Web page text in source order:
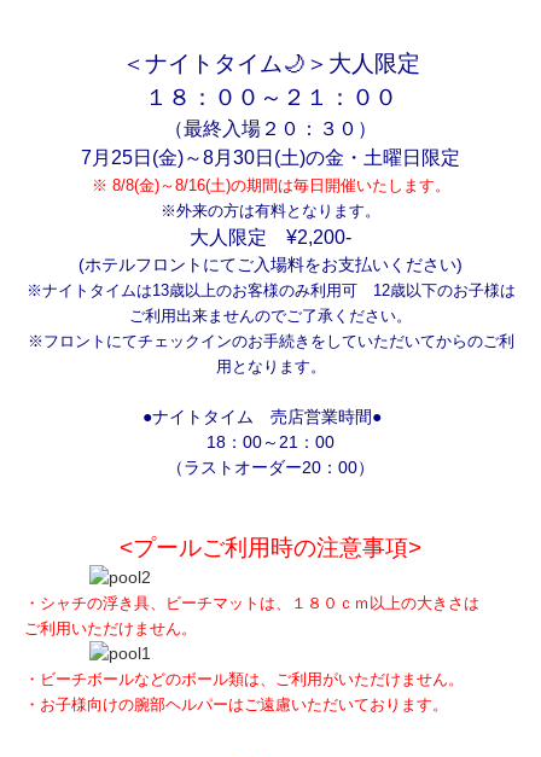
＜ナイトタイム🌙＞大人限定
１８：００～２１：００
（最終入場２０：３０）
7月25日(金)～8月30日(土)の金・土曜日限定
※ 8/8(金)～8/16(土)の期間は毎日開催いたします。
※外来の方は有料となります。
大人限定 ¥2,200‐
(ホテルフロントにてご入場料をお支払いください)
※ナイトタイムは13歳以上のお客様のみ利用可 12歳以下のお子様は
ご利用出来ませんのでご了承ください。
※フロントにてチェックインのお手続きをしていただいてからのご利
用となります。
●ナイトタイム 売店営業時間●
18：00～21：00
（ラストオーダー20：00）
<プールご利用時の注意事項>
・シャチの浮き具、ビーチマットは、１８０ｃｍ以上の大きさは
ご利用いただけません。
・ビーチボールなどのボール類は、 ご利用がいただけません。
・お子様向けの腕部ヘルパーはご遠慮いただいております 。